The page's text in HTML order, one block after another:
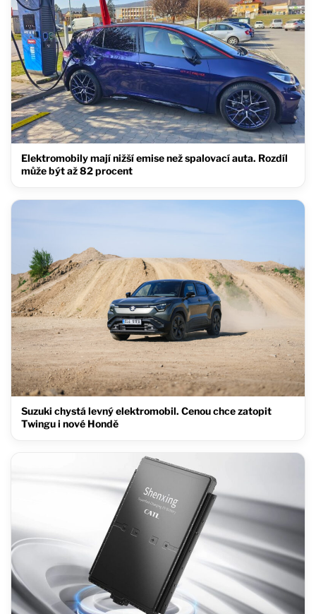
Elektromobily mají nižší emise než spalovací auta. Rozdíl
může být až 82 procent
Suzuki chystá levný elektromobil. Cenou chce zatopit
Twingu i nové Hondě